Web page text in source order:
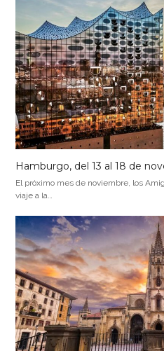
Hamburgo, del 13 al 18 de
El próximo mes de noviembre, los
viaje a la…